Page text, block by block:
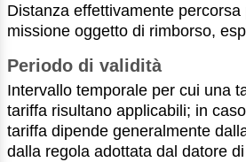
Distanza effettivamente
missione oggetto di rimborso,
Periodo di validità
Intervallo temporale per cui una
tariffa risultano applicabili; in
tariffa dipende generalmente
dalla regola adottata dal datore